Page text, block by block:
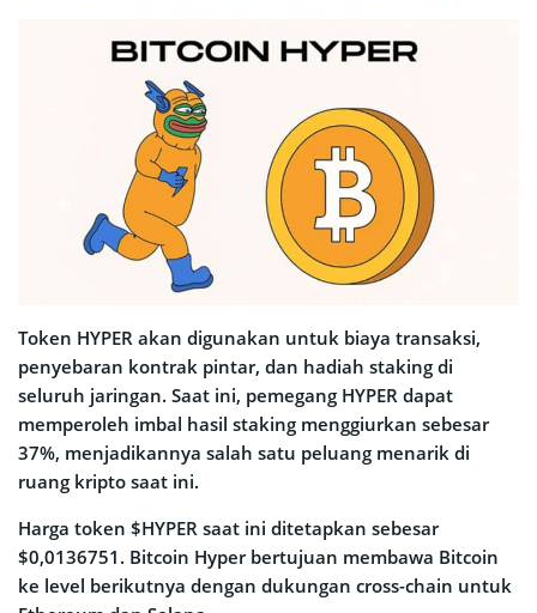
Token HYPER akan digunakan untuk biaya transaksi,
penyebaran kontrak pintar, dan hadiah staking di
seluruh jaringan. Saat ini, pemegang HYPER dapat
memperoleh imbal hasil staking menggiurkan sebesar
37%, menjadikannya salah satu peluang menarik di
ruang kripto saat ini.
Harga token $HYPER saat ini ditetapkan sebesar
$0,0136751. Bitcoin Hyper bertujuan membawa Bitcoin
ke level berikutnya dengan dukungan cross-chain untuk